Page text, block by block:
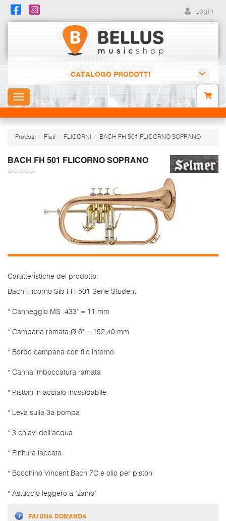
Login
CATALOGO PRODOTTI
Toggle
navigation
Prodotti Fiati FLICORNI BACH FH 501 FLICORNO SOPRANO
BACH FH 501 FLICORNO SOPRANO
Caratteristiche del prodotto:
Bach Flicorno Sib FH-501 Serie Student
* Canneggio MS .433" = 11 mm
* Campana ramata Ø 6" = 152,40 mm
* Bordo campana con filo interno
* Canna imboccatura ramata
* Pistoni in acciaio inossidabile
* Leva sulla 3a pompa
* 3 chiavi dell'acqua
* Finitura laccata
* Bocchino Vincent Bach 7C e olio per pistoni
* Astuccio leggero a "zaino"
FAI UNA DOMANDA